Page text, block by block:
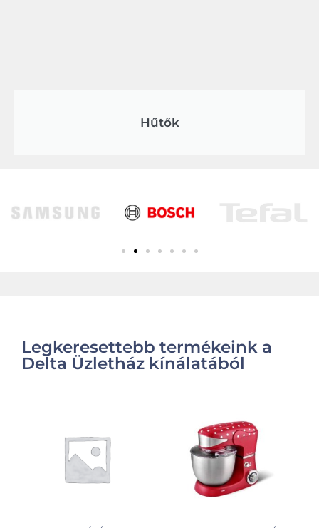
Hűtők
Legkeresettebb termékeink a
Delta Üzletház kínálatából